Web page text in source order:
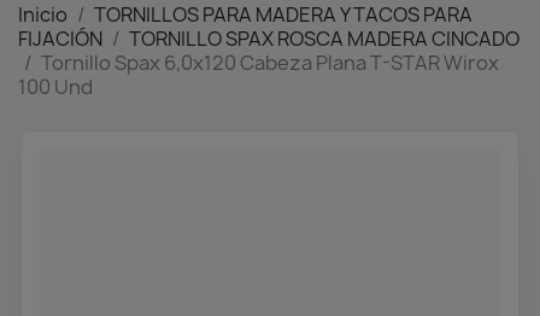
Inicio
TORNILLOS PARA MADERA Y TACOS PARA
FIJACIÓN
TORNILLO SPAX ROSCA MADERA CINCADO
Tornillo Spax 6,0x120 Cabeza Plana T-STAR Wirox
100 Und